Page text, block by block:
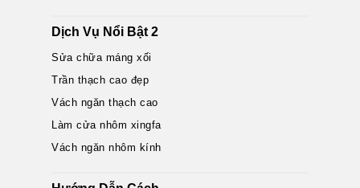
Dịch Vụ Nổi Bật 2
Sửa chữa máng xối
Trần thạch cao đẹp
Vách ngăn thạch cao
Làm cửa nhôm xingfa
Vách ngăn nhôm kính